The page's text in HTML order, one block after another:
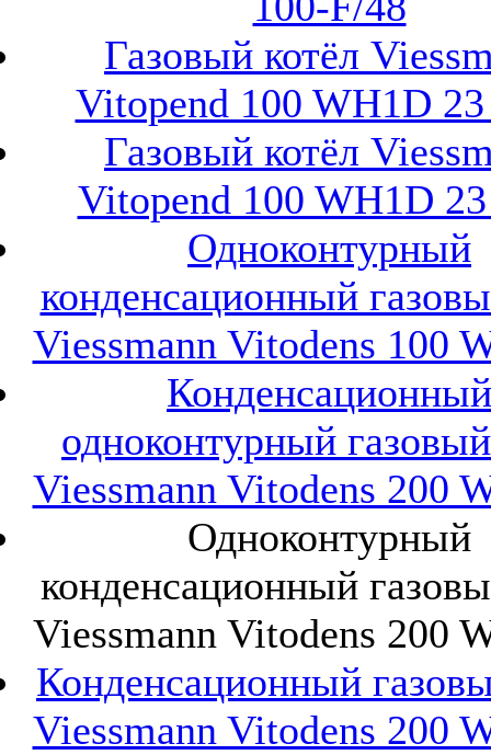
Газовый котёл
Vitopend 100 WH1D
Газовый котёл
Vitopend 100 WH1D
Одноконтурный
конденсационный
Viessmann Vitodens 100
Конденсационный
одноконтурный
Viessmann Vitodens 200
Одноконтурный
конденсационный
Viessmann Vitodens 200
Конденсационный
Viessmann Vitodens 200